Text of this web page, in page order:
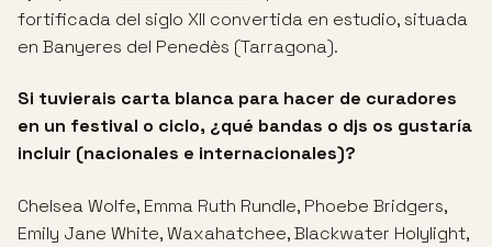
fortificada del siglo XII convertida en estudio, situada
en Banyeres del Penedès (Tarragona).
Si tuvierais carta blanca para hacer de curadores
en un festival o ciclo, ¿qué bandas o djs os gustaría
incluir (nacionales e internacionales)?
Chelsea Wolfe, Emma Ruth Rundle, Phoebe Bridgers,
Emily Jane White, Waxahatchee, Blackwater Holylight,